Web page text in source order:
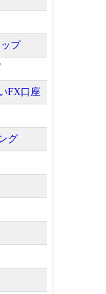
プ
FX口座
グ